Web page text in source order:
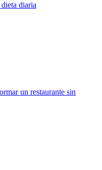
diaria
un restaurante sin